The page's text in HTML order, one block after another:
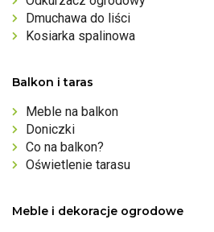
Dmuchawa do liści
Kosiarka spalinowa
Balkon i taras
Meble na balkon
Doniczki
Co na balkon?
Oświetlenie tarasu
Meble i dekoracje ogrodowe